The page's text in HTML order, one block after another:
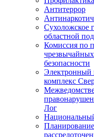
Антитеррор
Сухоложское
областной
Комиссия по
безопасности
Электронный
комплекс
Лог